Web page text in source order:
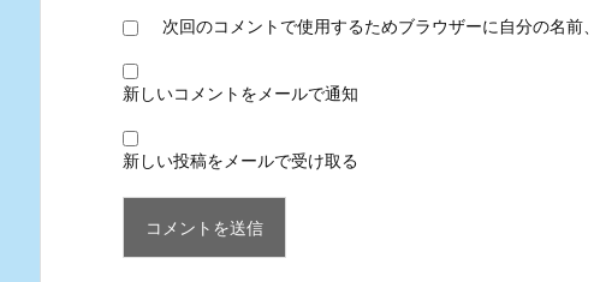
次回のコメントで使用するためブラウザーに自分の名前
新しいコメントをメールで通知
新しい投稿をメールで受け取る